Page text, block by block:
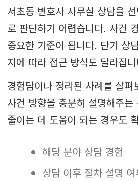
서초동 변호사 사무실 상담을
로 판단하기 어렵습니다. 사건
중요한 기준이 됩니다. 단기 상
지에 따라 접근 방식도 달라집
경험담이나 정리된 사례를 살펴
사건 방향을 충분히 설명해주
줄이는 데 도움이 되는 경우도
해당 분야 상담 경험
상담 이후 절차 설명 여